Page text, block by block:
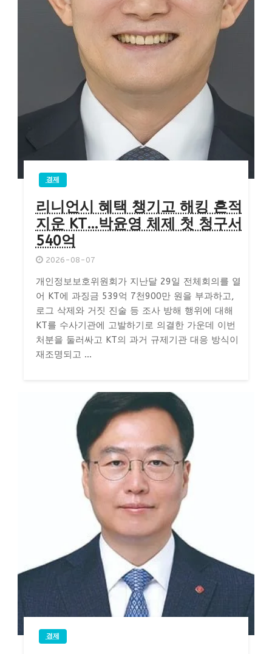
경제
리니언시 혜택 챙기고 해킹 흔적
지운 KT…박윤영 체제 첫 청구서
540억
2026-08-07
개인정보보호위원회가 지난달 29일 전체회의를 열
어 KT에 과징금 539억 7천900만 원을 부과하고,
로그 삭제와 거짓 진술 등 조사 방해 행위에 대해
KT를 수사기관에 고발하기로 의결한 가운데 이번
처분을 둘러싸고 KT의 과거 규제기관 대응 방식이
재조명되고 ...
경제